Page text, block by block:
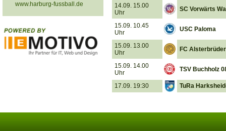
www.harburg-fussball.de
14.09. 15.00
Uhr
SC Vorwärts
15.09. 10.45
Uhr
USC Paloma
15.09. 13.00
Uhr
FC Alsterbrüder
15.09. 14.00
Uhr
TSV Buchholz
17.09. 19:30 TuRa